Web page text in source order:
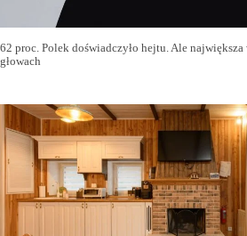
62 proc. Polek doświadczyło hejtu. Ale
głowach